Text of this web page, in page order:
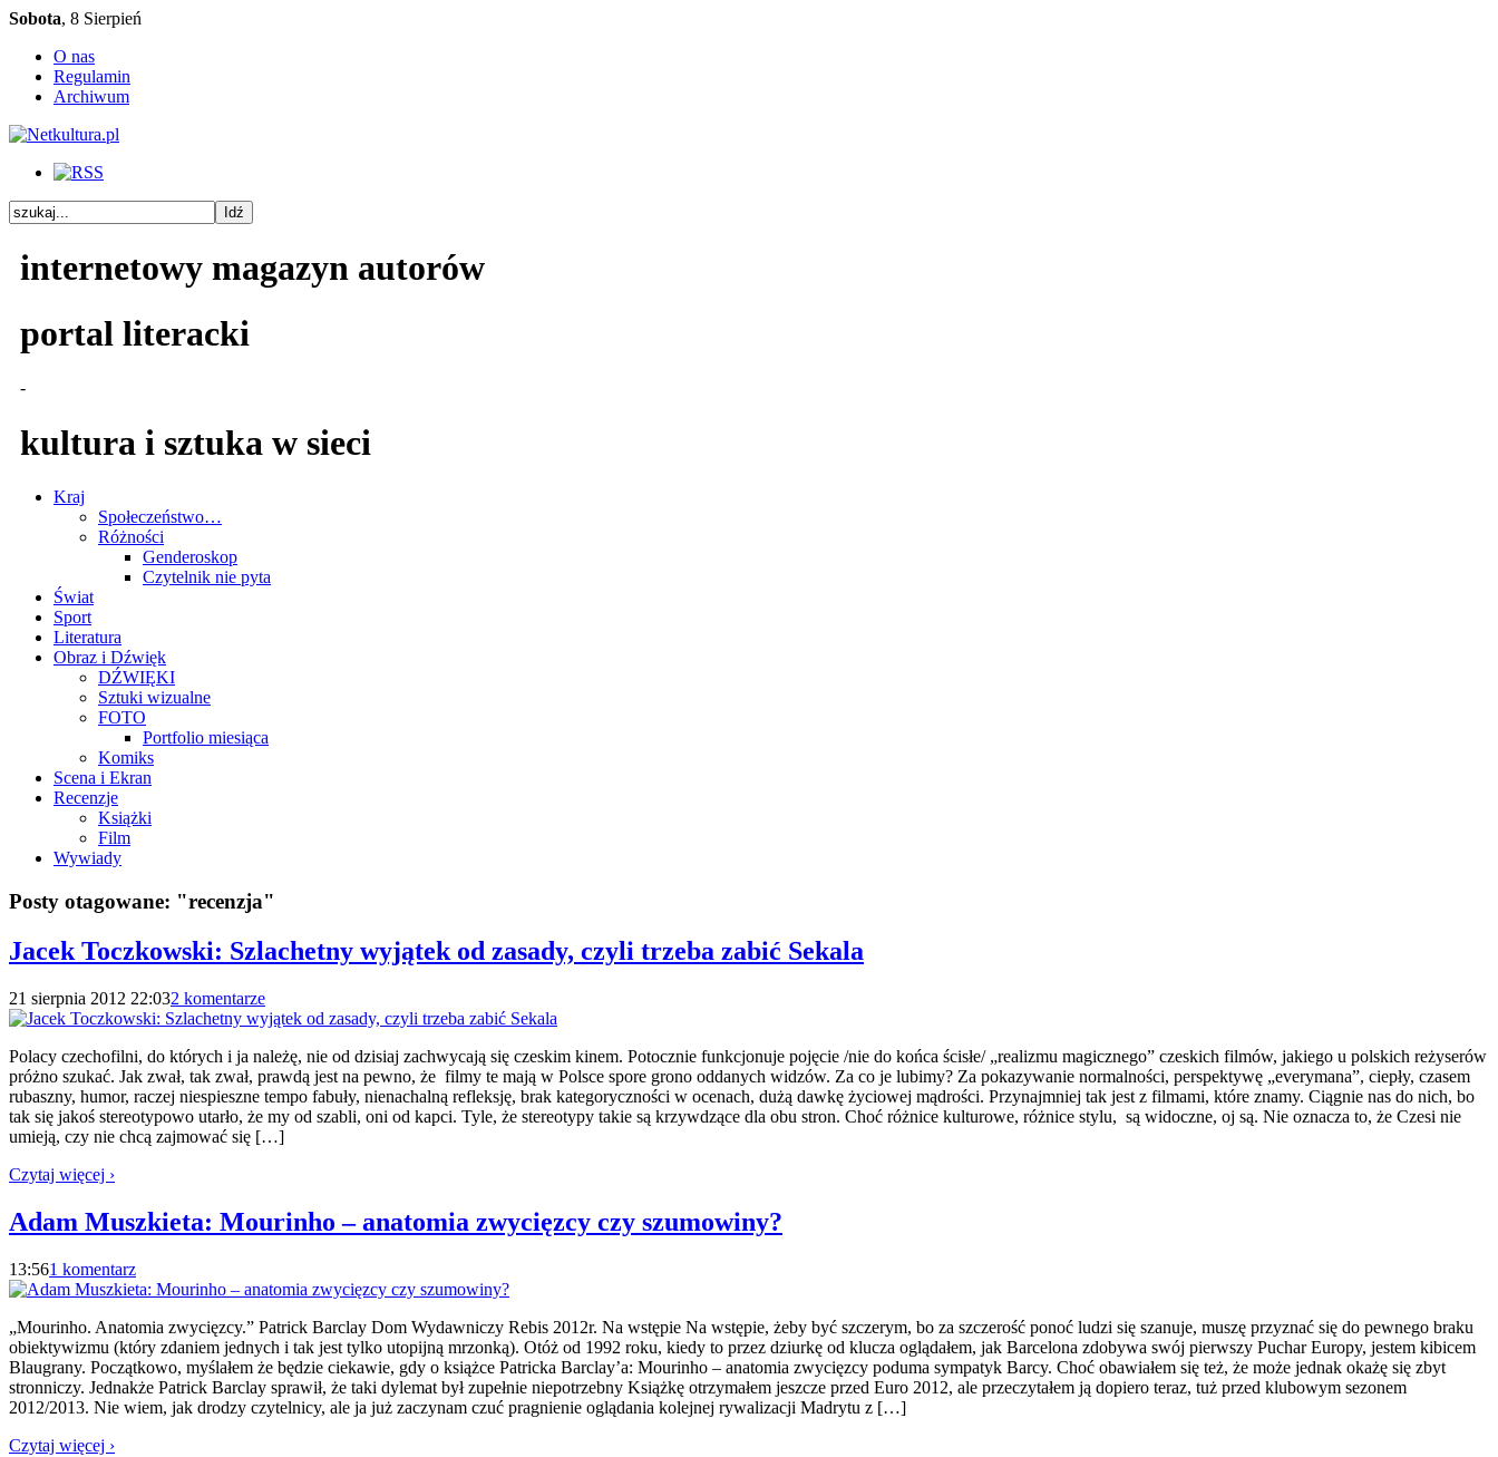
Sobota, 8 Sierpień
O nas
Regulamin
Archiwum
internetowy magazyn autorów
portal literacki
-
kultura i sztuka w sieci
Kraj
Społeczeństwo…
Różności
Genderoskop
Czytelnik nie pyta
Świat
Sport
Literatura
Obraz i Dźwięk
DŹWIĘKI
Sztuki wizualne
FOTO
Portfolio miesiąca
Komiks
Scena i Ekran
Recenzje
Książki
Film
Wywiady
Posty otagowane: "recenzja"
Jacek Toczkowski: Szlachetny wyjątek od zasady, czyli trzeba zabić Sekala
21 sierpnia 2012 22:032 komentarze
Polacy czechofilni, do których i ja należę, nie od dzisiaj zachwycają się czeskim kinem. Potocznie funkcjonuje pojęcie /nie do końca ścisłe/ „realizmu magicznego” czeskich filmów, jakiego u polskich reżyserów
próżno szukać. Jak zwał, tak zwał, prawdą jest na pewno, że filmy te mają w Polsce spore grono oddanych widzów. Za co je lubimy? Za pokazywanie normalności, perspektywę „everymana”, ciepły, czasem
rubaszny, humor, raczej niespieszne tempo fabuły, nienachalną refleksję, brak kategoryczności w ocenach, dużą dawkę życiowej mądrości. Przynajmniej tak jest z filmami, które znamy. Ciągnie nas do nich, bo
tak się jakoś stereotypowo utarło, że my od szabli, oni od kapci. Tyle, że stereotypy takie są krzywdzące dla obu stron. Choć różnice kulturowe, różnice stylu, są widoczne, oj są. Nie oznacza to, że Czesi nie
umieją, czy nie chcą zajmować się […]
Czytaj więcej ›
Adam Muszkieta: Mourinho – anatomia zwycięzcy czy szumowiny?
13:561 komentarz
„Mourinho. Anatomia zwycięzcy.” Patrick Barclay Dom Wydawniczy Rebis 2012r. Na wstępie Na wstępie, żeby być szczerym, bo za szczerość ponoć ludzi się szanuje, muszę przyznać się do pewnego braku
obiektywizmu (który zdaniem jednych i tak jest tylko utopijną mrzonką). Otóż od 1992 roku, kiedy to przez dziurkę od klucza oglądałem, jak Barcelona zdobywa swój pierwszy Puchar Europy, jestem kibicem
Blaugrany. Początkowo, myślałem że będzie ciekawie, gdy o książce Patricka Barclay’a: Mourinho – anatomia zwycięzcy poduma sympatyk Barcy. Choć obawiałem się też, że może jednak okażę się zbyt
stronniczy. Jednakże Patrick Barclay sprawił, że taki dylemat był zupełnie niepotrzebny Książkę otrzymałem jeszcze przed Euro 2012, ale przeczytałem ją dopiero teraz, tuż przed klubowym sezonem
2012/2013. Nie wiem, jak drodzy czytelnicy, ale ja już zaczynam czuć pragnienie oglądania kolejnej rywalizacji Madrytu z […]
Czytaj więcej ›